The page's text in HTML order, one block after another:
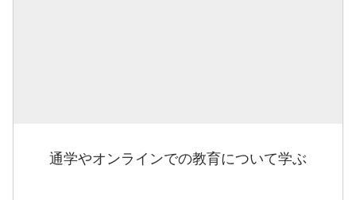
通学やオンラインでの教育について学ぶ